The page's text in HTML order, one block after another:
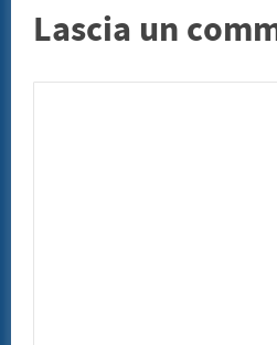
Lascia un